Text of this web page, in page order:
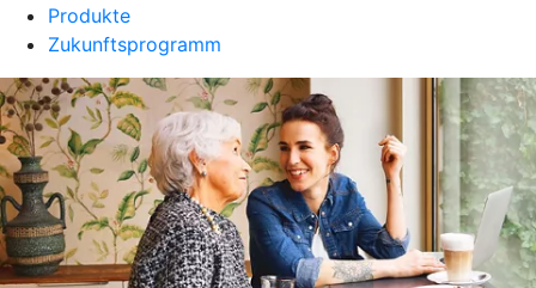
Produkte
Zukunftsprogramm